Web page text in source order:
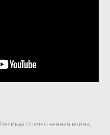
Великая Отечественная война,